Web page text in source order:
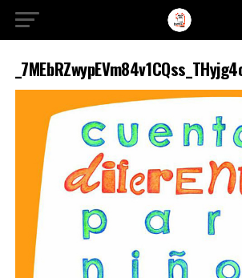
Ir a la versión móvil